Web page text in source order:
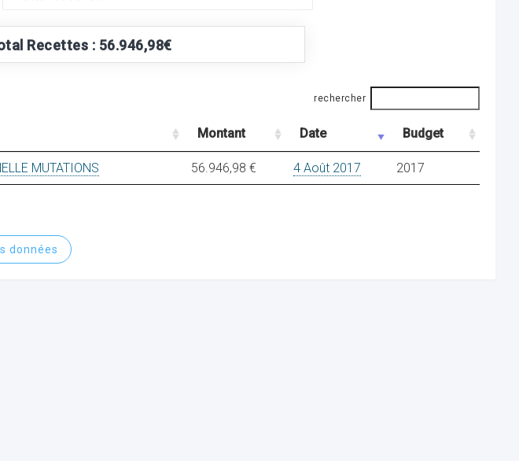
Recettes : 56.946,98€
rechercher
Montant Date Budget
MUTATIONS 56.946,98 € 4 Août 2017 2017
données